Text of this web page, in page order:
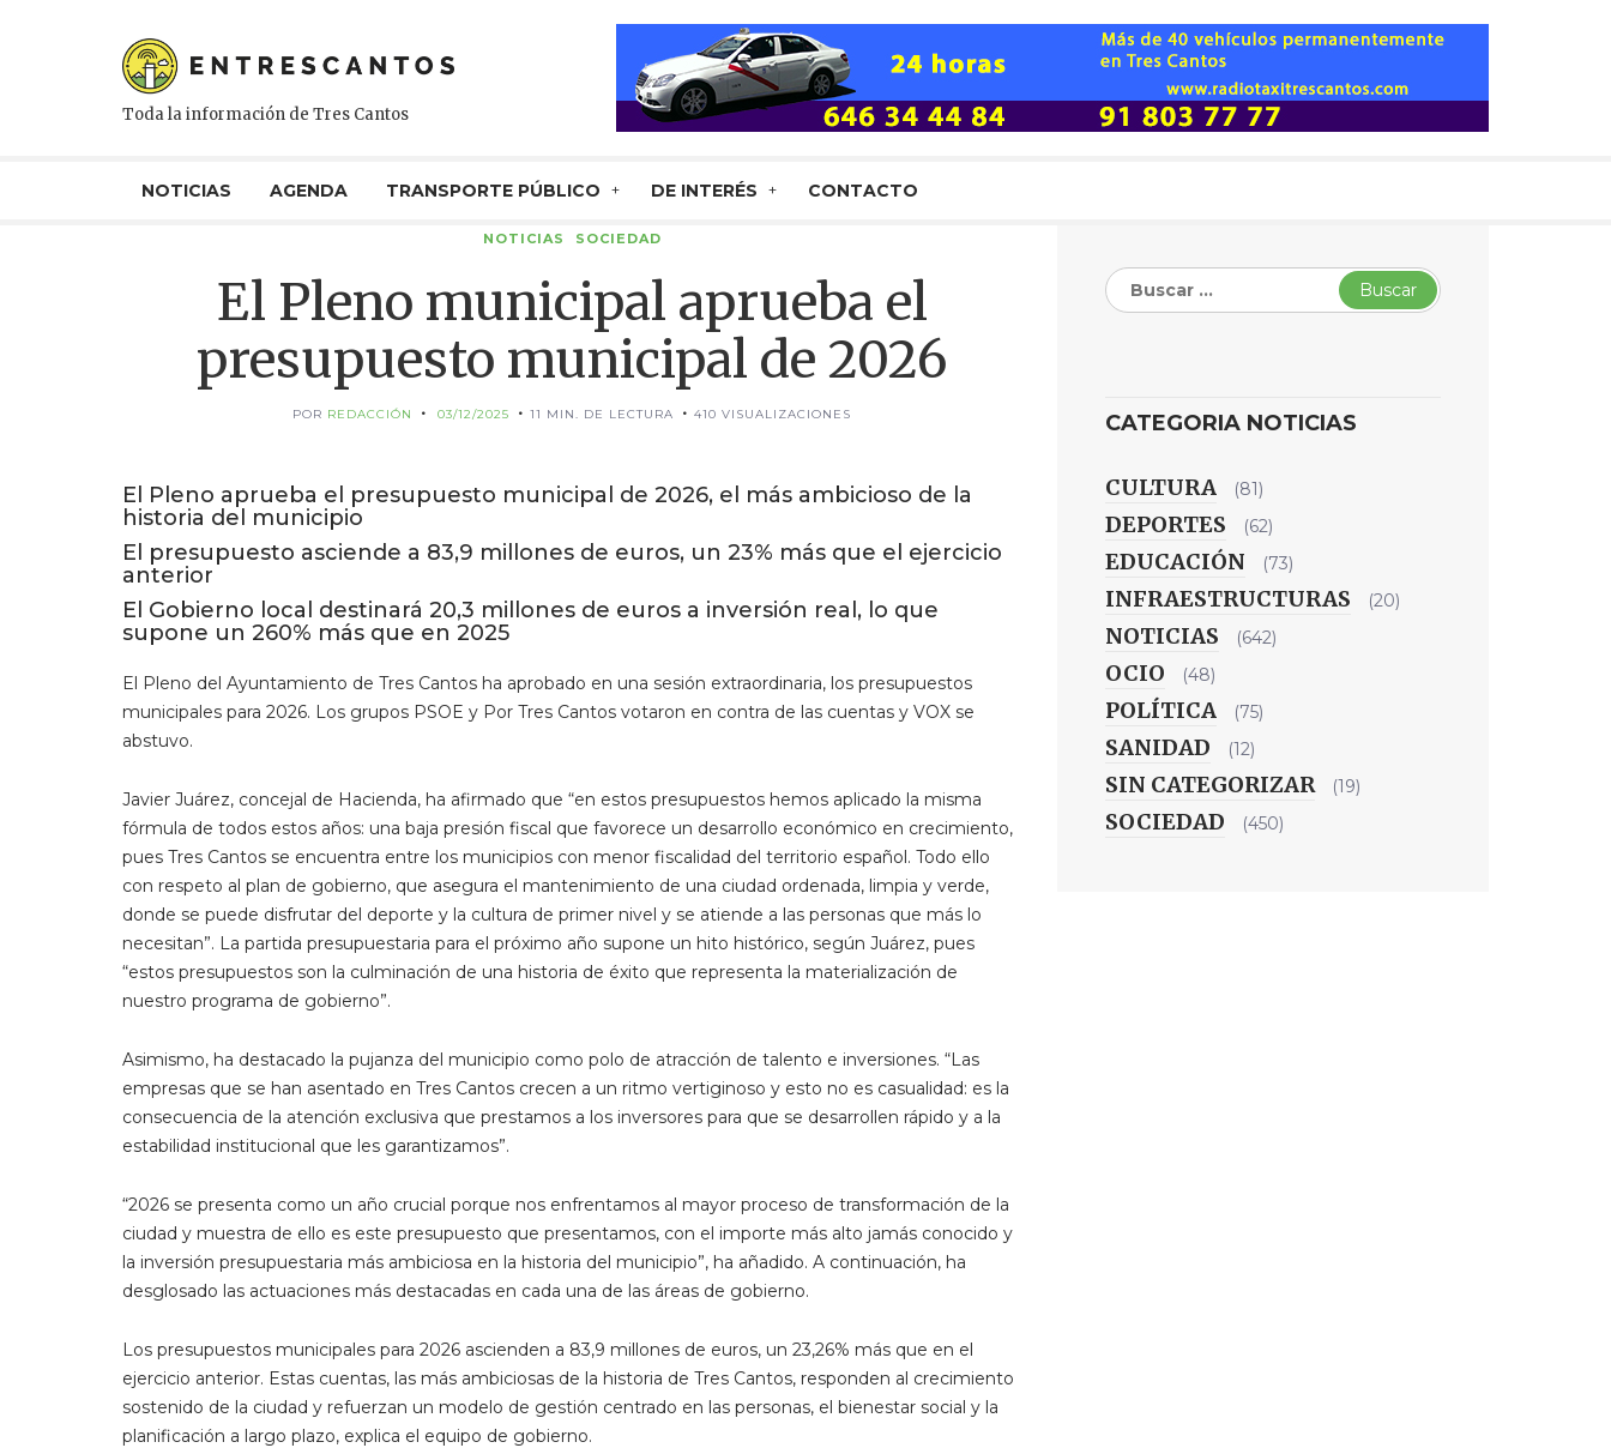
Toda la información de Tres Cantos
NOTICIAS AGENDA TRANSPORTE PÚBLICO DE INTERÉS CONTACTO
NOTICIAS SOCIEDAD
El Pleno municipal aprueba el
presupuesto municipal de 2026
POR REDACCIÓN 03/12/2025 11 MIN. DE LECTURA 410 VISUALIZACIONES
El Pleno aprueba el presupuesto municipal de 2026, el más ambicioso de la
historia del municipio
El presupuesto asciende a 83,9 millones de euros, un 23% más que el ejercicio
anterior
El Gobierno local destinará 20,3 millones de euros a inversión real, lo que
supone un 260% más que en 2025
El Pleno del Ayuntamiento de Tres Cantos ha aprobado en una sesión extraordinaria, los presupuestos
municipales para 2026. Los grupos PSOE y Por Tres Cantos votaron en contra de las cuentas y VOX se
abstuvo.
Javier Juárez, concejal de Hacienda, ha afirmado que “en estos presupuestos hemos aplicado la misma
fórmula de todos estos años: una baja presión fiscal que favorece un desarrollo económico en crecimiento,
pues Tres Cantos se encuentra entre los municipios con menor fiscalidad del territorio español. Todo ello
con respeto al plan de gobierno, que asegura el mantenimiento de una ciudad ordenada, limpia y verde,
donde se puede disfrutar del deporte y la cultura de primer nivel y se atiende a las personas que más lo
necesitan”. La partida presupuestaria para el próximo año supone un hito histórico, según Juárez, pues
“estos presupuestos son la culminación de una historia de éxito que representa la materialización de
nuestro programa de gobierno”.
Asimismo, ha destacado la pujanza del municipio como polo de atracción de talento e inversiones. “Las
empresas que se han asentado en Tres Cantos crecen a un ritmo vertiginoso y esto no es casualidad: es la
consecuencia de la atención exclusiva que prestamos a los inversores para que se desarrollen rápido y a la
estabilidad institucional que les garantizamos”.
“2026 se presenta como un año crucial porque nos enfrentamos al mayor proceso de transformación de la
ciudad y muestra de ello es este presupuesto que presentamos, con el importe más alto jamás conocido y
la inversión presupuestaria más ambiciosa en la historia del municipio”, ha añadido. A continuación, ha
desglosado las actuaciones más destacadas en cada una de las áreas de gobierno.
Los presupuestos municipales para 2026 ascienden a 83,9 millones de euros, un 23,26% más que en el
ejercicio anterior. Estas cuentas, las más ambiciosas de la historia de Tres Cantos, responden al crecimiento
sostenido de la ciudad y refuerzan un modelo de gestión centrado en las personas, el bienestar social y la
planificación a largo plazo, explica el equipo de gobierno.
Buscar:
CATEGORIA NOTICIAS
CULTURA (81)
DEPORTES (62)
EDUCACIÓN (73)
INFRAESTRUCTURAS (20)
NOTICIAS (642)
OCIO (48)
POLÍTICA (75)
SANIDAD (12)
SIN CATEGORIZAR (19)
SOCIEDAD (450)